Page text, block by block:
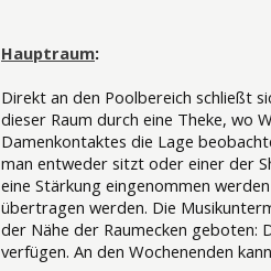
Hauptraum:
Direkt an den Poolbereich schließt
dieser Raum durch eine Theke, wo
Damenkontaktes die Lage
man entweder sitzt oder einer der
eine Stärkung eingenommen
übertragen werden. Die
der Nähe der Raumecken geboten:
verfügen. An den Wochenenden